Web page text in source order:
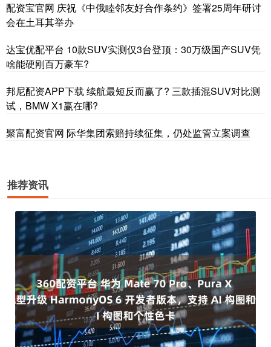
配资宝官网 庆祝《中俄睦邻友好合作条约》签署25周年研讨
会在土耳其举办
达宝优配平台 10款SUV实测仅3台登顶：30万级国产SUV凭
啥能硬刚百万豪车?
邦尼配资APP下载 续航最短反而赢了? 三款插混SUV对比测
试，BMW X1赢在哪?
聚富配资官网 际华集团索赔持续征集，仍处监管立案调查
推荐资讯